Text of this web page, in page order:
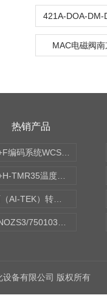
MAC电磁阀
热销产品
备有限公司 版权所有